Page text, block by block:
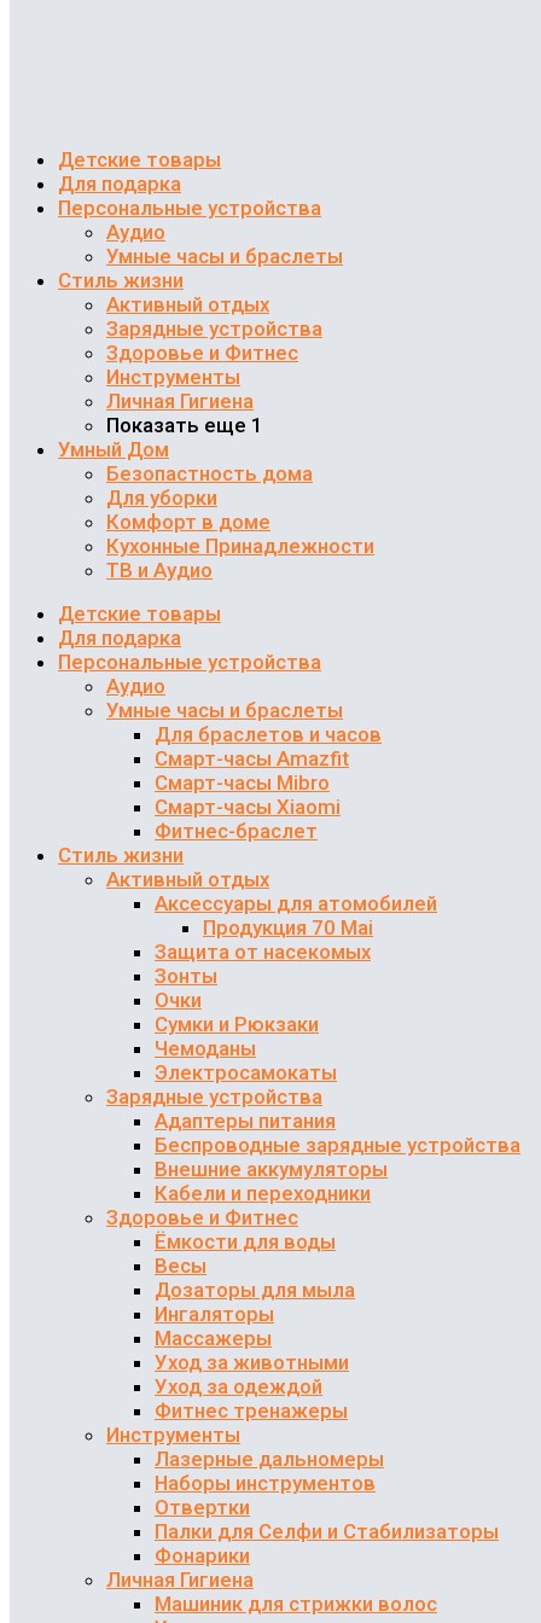
Детские товары
Для подарка
Персональные устройства
Аудио
Умные часы и браслеты
Стиль жизни
Активный отдых
Зарядные устройства
Здоровье и Фитнес
Инструменты
Личная Гигиена
Показать еще 1
Умный Дом
Безопастность дома
Для уборки
Комфорт в доме
Кухонные Принадлежности
ТВ и Аудио
Детские товары
Для подарка
Персональные устройства
Аудио
Умные часы и браслеты
Для браслетов и часов
Смарт-часы Amazfit
Смарт-часы Mibro
Смарт-часы Xiaomi
Фитнес-браслет
Стиль жизни
Активный отдых
Аксессуары для атомобилей
Продукция 70 Mai
Защита от насекомых
Зонты
Очки
Сумки и Рюкзаки
Чемоданы
Электросамокаты
Зарядные устройства
Адаптеры питания
Беспроводные зарядные устройства
Внешние аккумуляторы
Кабели и переходники
Здоровье и Фитнес
Ёмкости для воды
Весы
Дозаторы для мыла
Ингаляторы
Массажеры
Уход за животными
Уход за одеждой
Фитнес тренажеры
Инструменты
Лазерные дальномеры
Наборы инструментов
Отвертки
Палки для Селфи и Стабилизаторы
Фонарики
Личная Гигиена
Машиник для стрижки волос